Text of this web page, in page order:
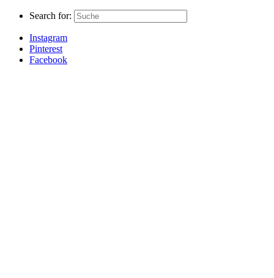
Search for:
Instagram
Pinterest
Facebook